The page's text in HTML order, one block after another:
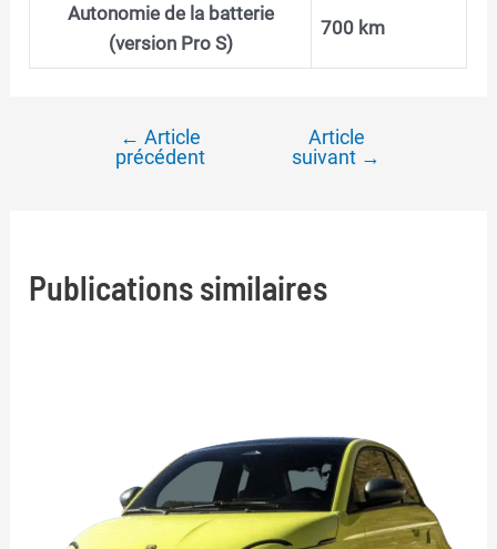
Autonomie de la batterie
(version Pro S)
700 km
Navigation
← Article
précédent
Article
suivant →
Publications similaires